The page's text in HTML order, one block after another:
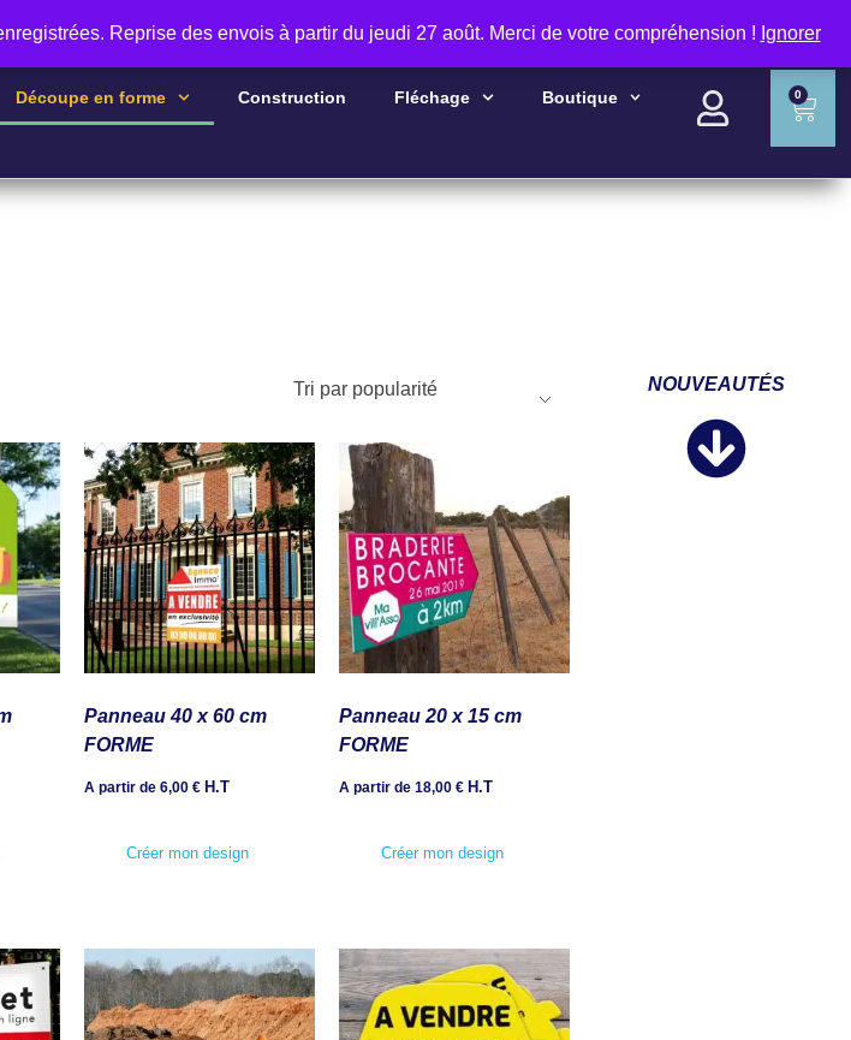
Reprise des envois à partir du jeudi 27 août. Merci de votre compréhension ! Ignorer
RECHERCHER
Découpe en forme Construction Fléchage Boutique 0
Panneau 40 x 60 cm
FORME
A partir de 6,00 € H.T
Créer mon design
Panneau 20 x 15 cm
FORME
A partir de 18,00 € H.T
Créer mon design
NOUVEAUTÉS